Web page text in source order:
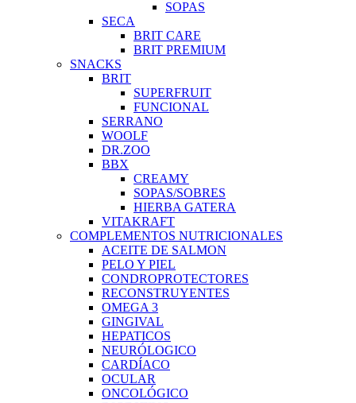
SOPAS
SECA
BRIT CARE
BRIT PREMIUM
SNACKS
BRIT
SUPERFRUIT
FUNCIONAL
SERRANO
WOOLF
DR.ZOO
BBX
CREAMY
SOPAS/SOBRES
HIERBA GATERA
VITAKRAFT
COMPLEMENTOS NUTRICIONALES
ACEITE DE SALMON
PELO Y PIEL
CONDROPROTECTORES
RECONSTRUYENTES
OMEGA 3
GINGIVAL
HEPATICOS
NEURÓLOGICO
CARDÍACO
OCULAR
ONCOLÓGICO